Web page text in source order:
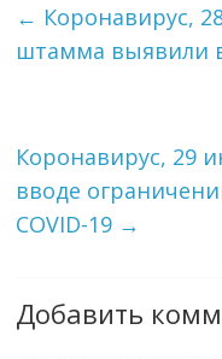
← Коронавирус,
штамма выявили
Коронавирус, 29
вводе
COVID-19 →
Добавить